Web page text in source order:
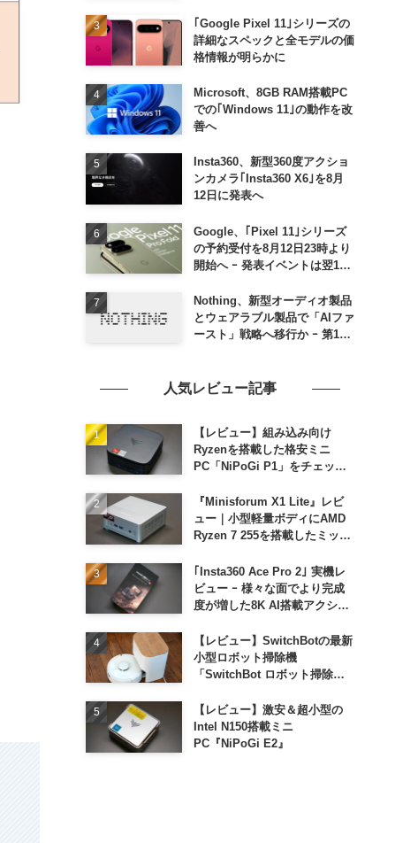
｢Google Pixel 11｣シリーズの
詳細なスペックと全モデルの価
格情報が明らかに
Microsoft、8GB RAM搭載PC
での｢Windows 11｣の動作を改
善へ
Insta360、新型360度アクショ
ンカメラ｢Insta360 X6｣を8月
12日に発表へ
Google、｢Pixel 11｣シリーズ
の予約受付を8月12日23時より
開始へ ｰ 発表イベントは翌13
Nothing、新型オーディオ製品
とウェアラブル製品で「AIファ
ースト」戦略へ移行か ｰ 第1弾
人気レビュー記事
【レビュー】組み込み向け
Ryzenを搭載した格安ミニ
PC「NiPoGi P1」をチェック
高性能
『Minisforum X1 Lite』レビ
ュー｜小型軽量ボディにAMD
Ryzen 7 255を搭載したミッド
｢Insta360 Ace Pro 2｣ 実機レ
ビュー ｰ 様々な面でより完成
度が増した8K AI搭載アクショ
【レビュー】SwitchBotの最新
小型ロボット掃除機
「SwitchBot ロボット掃除機
【レビュー】激安＆超小型の
Intel N150搭載ミニ
PC『NiPoGi E2』